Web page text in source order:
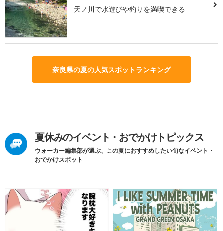
天ノ川で水遊びや釣りを満喫できる
奈良県の夏の人気スポットランキング
夏休みのイベント・おでかけトピックス
ウォーカー編集部が選ぶ、この夏におすすめしたい旬なイベント・
おでかけスポット